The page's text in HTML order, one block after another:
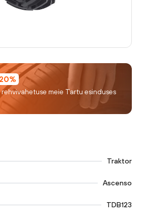
meie Tartu esinduses
Traktor
Ascenso
TDB123